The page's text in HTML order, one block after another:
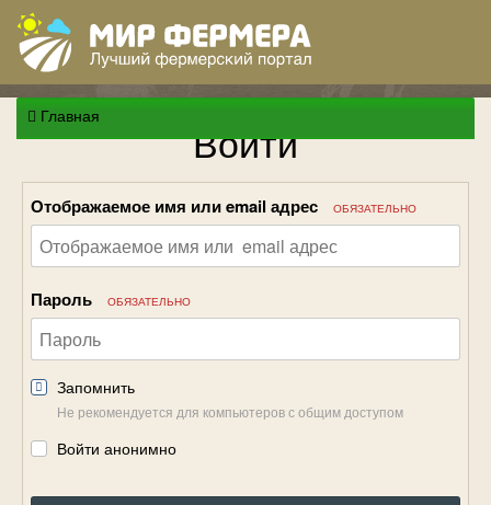
Главная Войти
Отображаемое имя или email адрес ОБЯЗАТЕЛЬНО
Пароль ОБЯЗАТЕЛЬНО
Запомнить
Не рекомендуется для компьютеров с общим доступом
Войти анонимно